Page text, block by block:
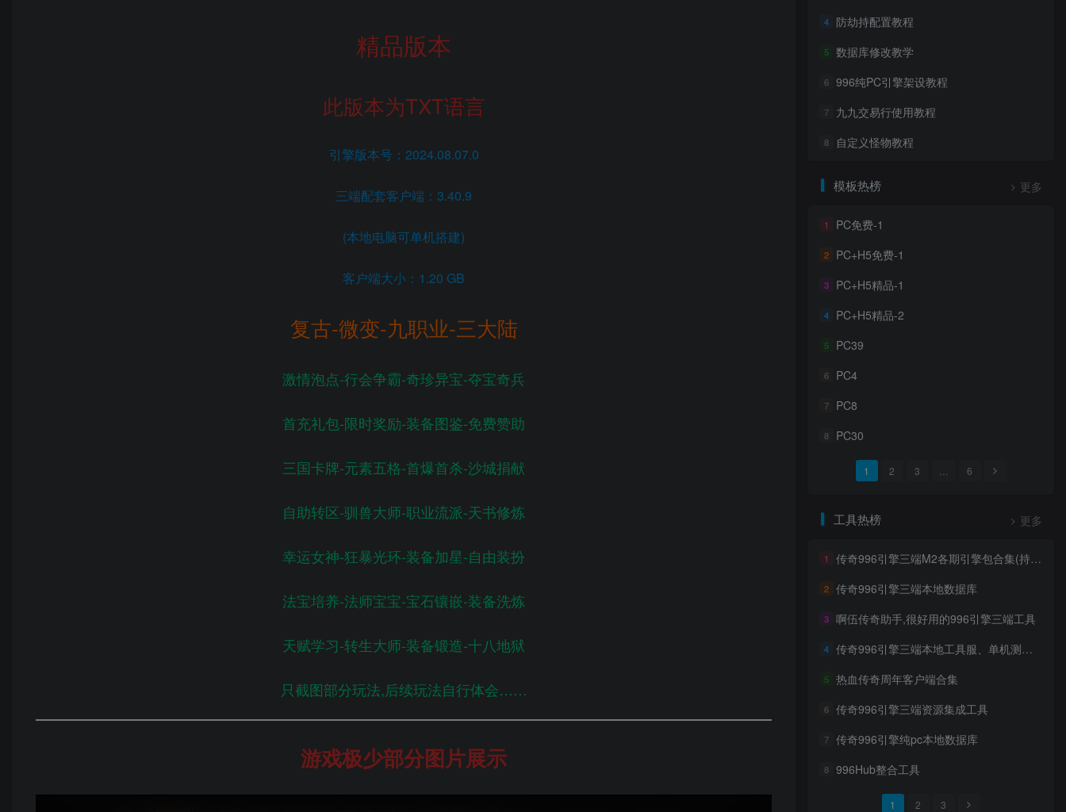
精品版本
此版本为TXT语言
引擎版本号：2024.08.07.0
三端配套客户端：3.40.9
(本地电脑可单机搭建)
客户端大小：1.20 GB
复古-微变-九职业-三大陆
激情泡点-行会争霸-奇珍异宝-夺宝奇兵
首充礼包-限时奖励-装备图鉴-免费赞助
三国卡牌-元素五格-首爆首杀-沙城捐献
自助转区-驯兽大师-职业流派-天书修炼
幸运女神-狂暴光环-装备加星-自由装扮
法宝培养-法师宝宝-宝石镶嵌-装备洗炼
天赋学习-转生大师-装备锻造-十八地狱
只截图部分玩法,后续玩法自行体会……
游戏极少部分图片展示
4 防劫持配置教程
5 数据库修改教学
6 996纯PC引擎架设教程
7 九九交易行使用教程
8 自定义怪物教程
模板热榜 更多
1 PC免费-1
2 PC+H5免费-1
3 PC+H5精品-1
4 PC+H5精品-2
5 PC39
6 PC4
7 PC8
8 PC30
1 2 3 6
工具热榜 更多
1 传奇996引擎三端M2各期引擎包合集(持续更新)
2 传奇996引擎三端本地数据库
3 啊伍传奇助手,很好用的996引擎三端工具
4 传奇996引擎三端本地工具服、单机测试区客户端
5 热血传奇周年客户端合集
6 传奇996引擎三端资源集成工具
7 传奇996引擎纯pc本地数据库
8 996Hub整合工具
1 2 3